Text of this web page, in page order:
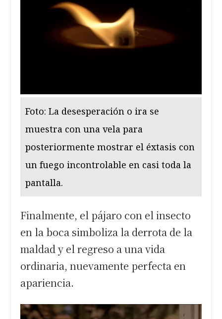
Foto: La desesperación o ira se
muestra con una vela para
posteriormente mostrar el éxtasis con
un fuego incontrolable en casi toda la
pantalla.
Finalmente, el pájaro con el insecto
en la boca simboliza la derrota de la
maldad y el regreso a una vida
ordinaria, nuevamente perfecta en
apariencia.